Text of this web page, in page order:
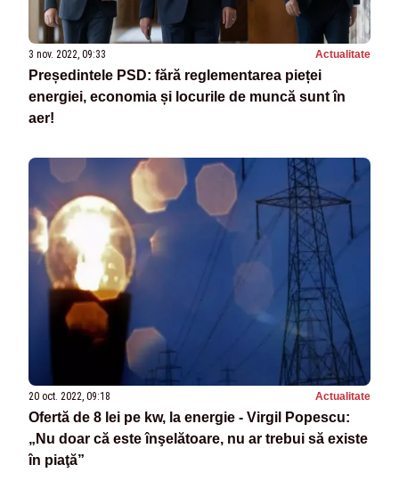
3 nov. 2022, 09:33 Actualitate
Președintele PSD: fără reglementarea pieței
energiei, economia și locurile de muncă sunt în
aer!
20 oct. 2022, 09:18 Actualitate
Ofertă de 8 lei pe kw, la energie - Virgil Popescu:
„Nu doar că este înşelătoare, nu ar trebui să existe
în piaţă”